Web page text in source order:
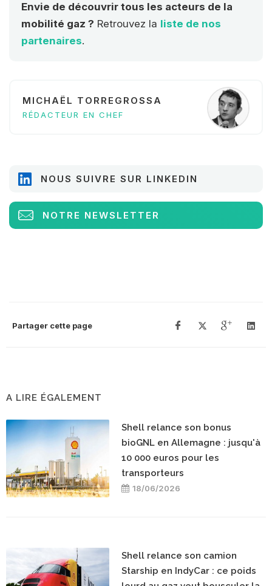
Envie de découvrir tous les acteurs de la
mobilité gaz ? Retrouvez la liste de nos
partenaires.
MICHAËL TORREGROSSA
RÉDACTEUR EN CHEF
NOUS SUIVRE SUR LINKEDIN
NOTRE NEWSLETTER
Partager cette page
A LIRE ÉGALEMENT
Shell relance son bonus
bioGNL en Allemagne : jusqu'à
10 000 euros pour les
transporteurs
18/06/2026
Shell relance son camion
Starship en IndyCar : ce poids